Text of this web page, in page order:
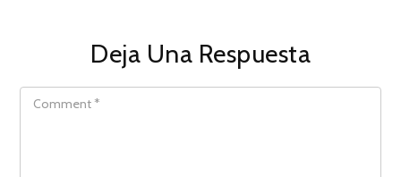
Deja Una Respuesta
COMMENT